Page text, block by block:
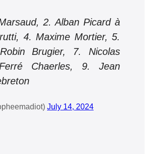
2. Alban Picard à
4. Maxime Mortier, 5.
Brugier, 7. Nicolas
Chaerles, 9. Jean
July 14, 2024